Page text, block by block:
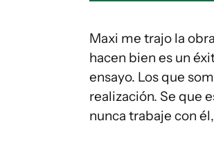
Maxi me trajo la
hacen bien es un
ensayo. Los que
realización. Se que
nunca trabaje con